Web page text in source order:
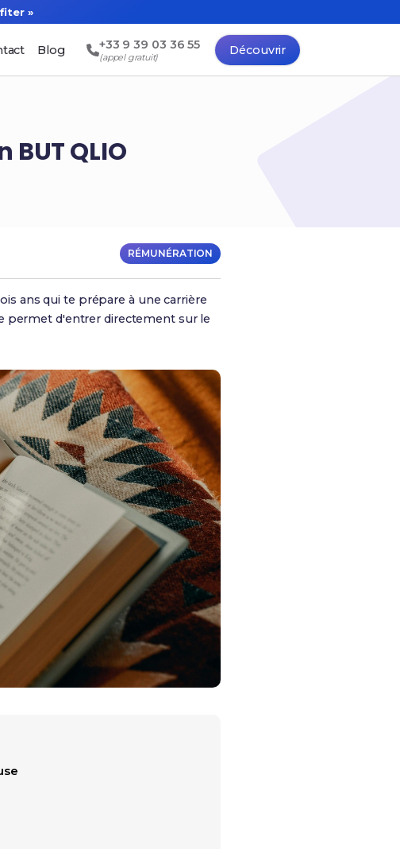
»
Blog +33 9 39 03 36 55
(appel gratuit)
Découvrir
QLIO
RÉMUNÉRATION
ans qui te prépare à une carrière
permet d'entrer directement sur le